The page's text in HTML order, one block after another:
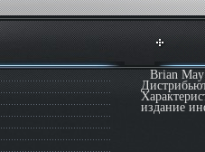
Brian
издание